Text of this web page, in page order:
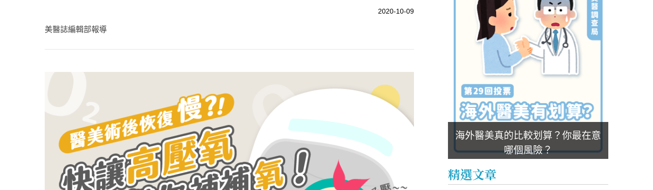
2020-10-09
美醫誌編輯部報導
海外醫美真的比較划算？你最在意
哪個風險？
精選文章